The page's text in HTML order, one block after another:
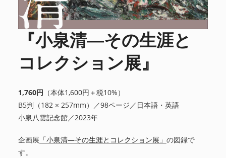
『小泉清—その生涯と
コレクション展』
1,760円 （本体1,600円＋税10%）
B5判（182 × 257mm）／98ページ／日本語・英語
小泉八雲記念館／2023年
企画展 「小泉清—その生涯とコレクション展」 の図録で
す。